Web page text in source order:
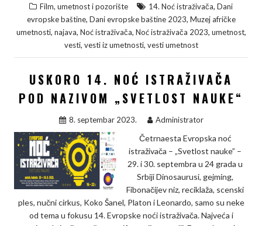
c
e
b
o
k
i
t
t
r
n
k
e
y
L
n
k
a
r
Film, umetnost i pozorište 14. Noć istraživača, Dani
evropske baštine, Dani evropske baštine 2023, Muzej afričke
umetnosti, najava, Noć istraživača, Noć istraživača 2023, umetnost,
vesti, vesti iz umetnosti, vesti umetnost
USKORO 14. NOĆ ISTRAŽIVAČA
POD NAZIVOM „SVETLOST NAUKE“
8. septembar 2023. Administrator
Četrnaesta Evropska noć
istraživača – „Svetlost nauke” –
29. i 30. septembra u 24 grada u
Srbiji Dinosaurusi, gejming,
Fibonačijev niz, reciklaža, scenski
ples, nučni cirkus, Koko Šanel, Platon i Leonardo, samo su neke
od tema u fokusu 14. Evropske noći istraživača. Najveća i